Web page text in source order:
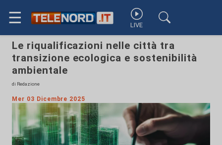
☰ LIVE
Le riqualificazioni nelle città tra
transizione ecologica e sostenibilità
ambientale
di Redazione
Mer 03 Dicembre 2025